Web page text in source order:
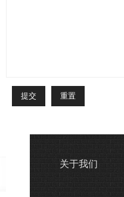
关于我们